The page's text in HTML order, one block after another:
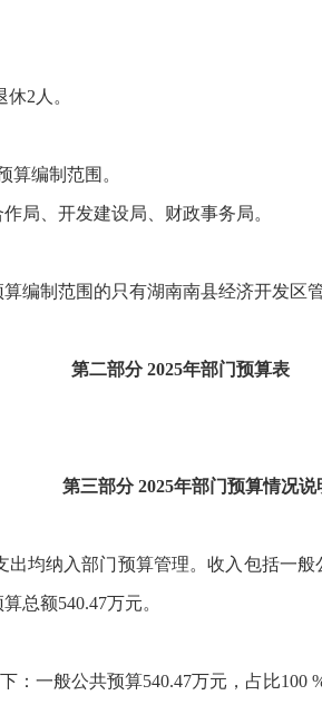
2人。
编制范围。
、开发建设局、财政事务局。
制范围的只有湖南南县经济开发区管
第二部分 2025年部门预算表
第三部分 2025年部门预算情况说
纳入部门预算管理。收入包括一
总额540.47万元。
一般公共预算540.47万元，占比100 %